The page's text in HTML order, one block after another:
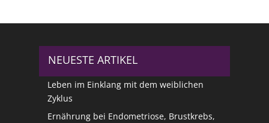
NEUESTE ARTIKEL
Leben im Einklang mit dem weiblichen
Zyklus
Ernährung bei Endometriose, Brustkrebs,